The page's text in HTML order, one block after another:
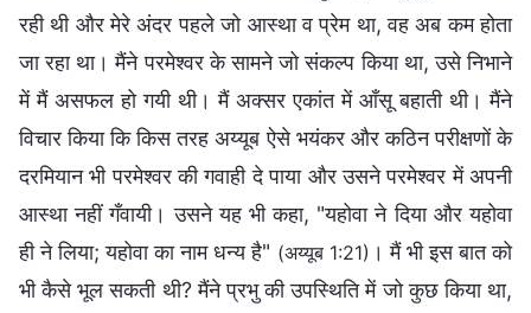
रही थी और मेरे अंदर पहले जो आस्था व प्रेम था, वह अब कम होता
जा रहा था। मैंने परमेश्वर के सामने जो संकल्प किया था, उसे निभाने
में मैं असफल हो गयी थी। मैं अक्सर एकांत में आँसू बहाती थी। मैंने
विचार किया कि किस तरह अय्यूब ऐसे भयंकर और कठिन परीक्षणों के
दरमियान भी परमेश्वर की गवाही दे पाया और उसने परमेश्वर में अपनी
आस्था नहीं गँवायी। उसने यह भी कहा, "यहोवा ने दिया और यहोवा
ही ने लिया; यहोवा का नाम धन्य है" (अय्यूब 1:21) । मैं भी इस बात को
भी कैसे भूल सकती थी? मैंने प्रभु की उपस्थिति में जो कुछ किया था,